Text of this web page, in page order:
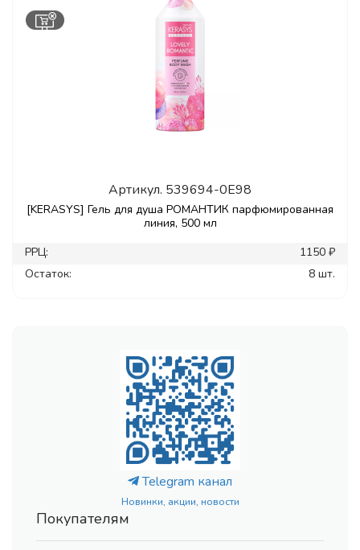
Артикул. 539694-0E98
[KERASYS] Гель для душа РОМАНТИК парфюмированная
линия, 500 мл
РРЦ:
1150 ₽
Остаток:
8 шт.
Telegram канал
Новинки, акции, новости
Покупателям